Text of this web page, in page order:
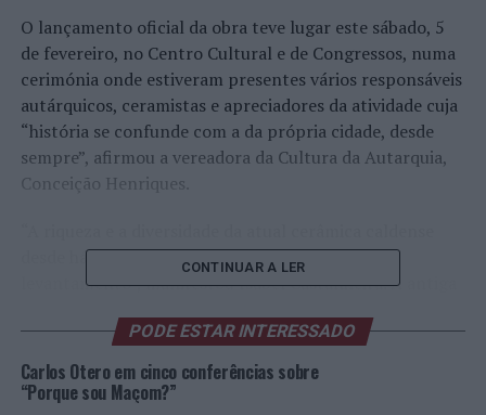
O lançamento oficial da obra teve lugar este sábado, 5
de fevereiro, no Centro Cultural e de Congressos, numa
cerimónia onde estiveram presentes vários responsáveis
autárquicos, ceramistas e apreciadores da atividade cuja
“história se confunde com a da própria cidade, desde
sempre”, afirmou a vereadora da Cultura da Autarquia,
Conceição Henriques.
desde há muito que era merecedora de um
levantamento”, manifestou Isabel Castanheira. A antiga
cerâmica artística caldense, contou que demoraram
cerca de um ano a recolher todas as informações, “num
trabalho quase ‘detetivesco’, de procura e busca
CONTINUAR A LER
PODE ESTAR INTERESSADO
Carlos Otero em cinco conferências sobre
“Porque sou Maçom?”